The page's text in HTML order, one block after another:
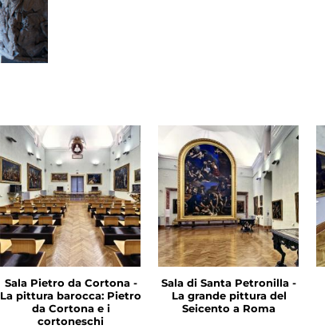
Sala Pietro da Cortona -
La pittura barocca: Pietro
da Cortona e i
cortoneschi
Sala di Santa Petronilla -
La grande pittura del
Seicento a Roma